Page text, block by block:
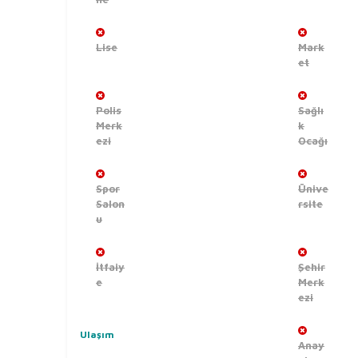
Lise
Mark
et
Polis
Merk
ezi
Sağlı
k
Ocağı
Spor
Salon
u
Ünive
rsite
İtfaiy
e
Şehir
Merk
ezi
Ulaşım
Anay